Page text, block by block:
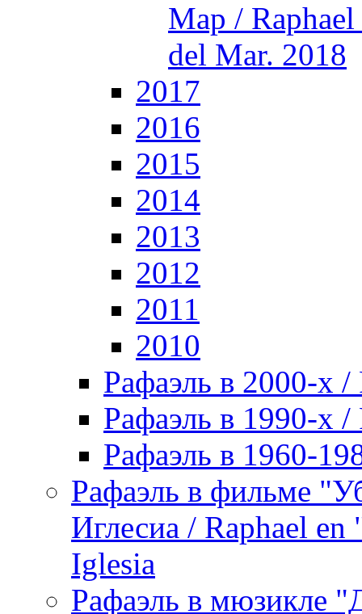
Мар / Raphael
del Mar. 2018
2017
2016
2015
2014
2013
2012
2011
2010
Рафаэль в 2000-х /
Рафаэль в 1990-х /
Рафаэль в 1960-
Рафаэль в фильме
Иглесиа / Raphael
Iglesia
Рафаэль в мюзикле